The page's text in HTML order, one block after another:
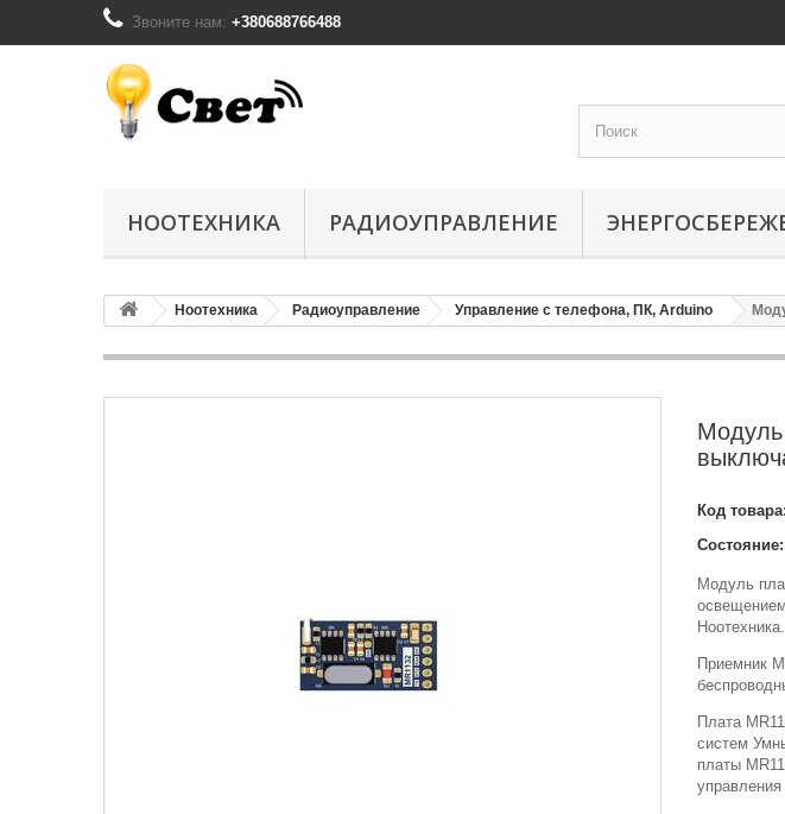
Звоните нам: +380688766488
НООТЕХНИКА РАДИОУПРАВЛЕНИЕ
Ноотехника Радиоуправление Управление с телефона, ПК, Arduino
Код товара:
Состояние:
Модуль
Ноотехника.
Приемник
Плата
систем
платы